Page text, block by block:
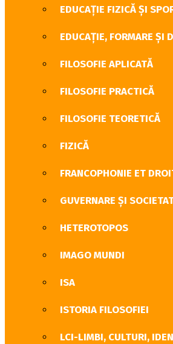
EDUCAȚIE FIZICĂ ȘI
EDUCAȚIE, FORMARE ȘI
FILOSOFIE APLICATĂ
FILOSOFIE PRACTICĂ
FILOSOFIE TEORETICĂ
FIZICĂ
FRANCOPHONIE ET
GUVERNARE ŞI
HETEROTOPOS
IMAGO MUNDI
ISA
ISTORIA FILOSOFIEI
LCI-LIMBI, CULTURI,